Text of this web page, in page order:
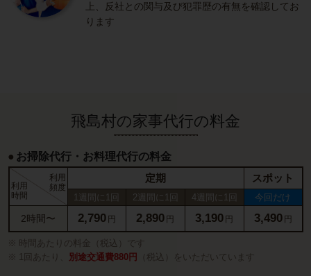
上、反社との関与及び犯罪歴の有無を確認してお
ります
飛島村の家事代行の料金
お掃除代行・お料理代行の料金
利用
時間
利用
頻度
定期 スポット
1週間に1回 2週間に1回 4週間に1回 今回だけ
2時間〜 2,790 円 2,890 円 3,190 円 3,490 円
時間あたりの料金（税込）です
1回あたり、
別途交通費880円 （税込）をいただいています